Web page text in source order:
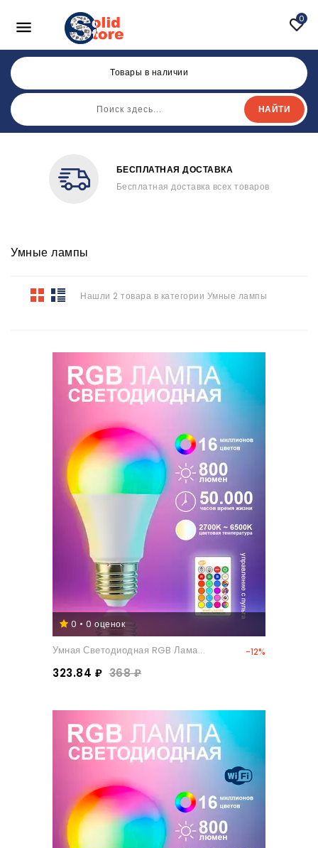
 0
Товары в наличии
НАЙТИ
БЕСПЛАТНАЯ ДОСТАВКА
Бесплатная доставка всех товаров
Умные лампы
Нашли 2 товара в категории Умные лампы
0 • 0 оценок
Умная Светодиодная RGB Лама... -12%
323.84 ₽ 368 ₽